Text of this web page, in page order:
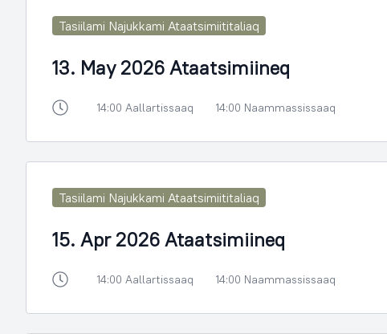
Tasiilami Najukkami Ataatsimiititaliaq
13. May 2026 Ataatsimiineq
14:00 Aallartissaaq 14:00 Naammassissaaq
Tasiilami Najukkami Ataatsimiititaliaq
15. Apr 2026 Ataatsimiineq
14:00 Aallartissaaq 14:00 Naammassissaaq